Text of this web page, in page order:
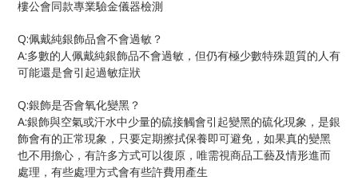
樓公會同款專業驗金儀器檢測
Q:佩戴純銀飾品會不會過敏？
A:多數的人佩戴純銀飾品不會過敏，但仍有極少數特殊題質的人有
可能還是會引起過敏症狀
Q:銀飾是否會氧化變黑？
A:銀飾與空氣或汗水中少量的硫接觸會引起變黑的硫化現象，是銀
飾會有的正常現象，只要定期擦拭保養即可避免，如果真的變黑
也不用擔心，有許多方式可以復原，唯需視商品工藝及情形進而
處理，有些處理方式會有些許費用產生